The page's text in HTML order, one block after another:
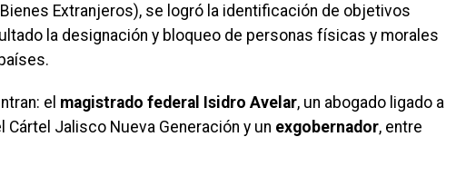
Extranjeros), se logró la identificación de objetivos
la designación y bloqueo de personas físicas y morales
el magistrado federal Isidro Avelar, un abogado ligado a
Jalisco Nueva Generación y un exgobernador, entre